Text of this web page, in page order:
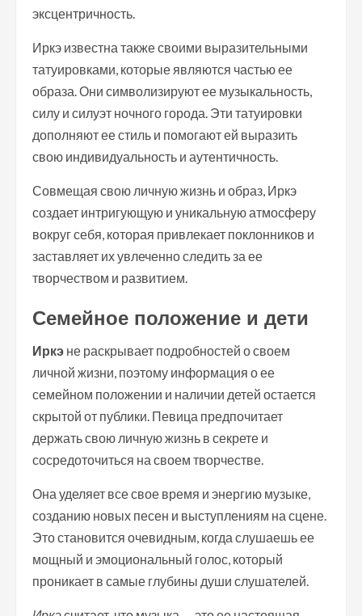
эксцентричность.
Иркэ известна также своими выразительными
татуировками, которые являются частью ее
образа. Они символизируют ее музыкальность,
силу и силуэт ночного города. Эти татуировки
дополняют ее стиль и помогают ей выразить
свою индивидуальность и аутентичность.
Совмещая свою личную жизнь и образ, Иркэ
создает интригующую и уникальную атмосферу
вокруг себя, которая привлекает поклонников и
заставляет их увлеченно следить за ее
творчеством и развитием.
Семейное положение и дети
Иркэ не раскрывает подробностей о своем
личной жизни, поэтому информация о ее
семейном положении и наличии детей остается
скрытой от публики. Певица предпочитает
держать свою личную жизнь в секрете и
сосредоточиться на своем творчестве.
Она уделяет все свое время и энергию музыке,
созданию новых песен и выступлениям на сцене.
Это становится очевидным, когда слушаешь ее
мощный и эмоциональный голос, который
проникает в самые глубины души слушателей.